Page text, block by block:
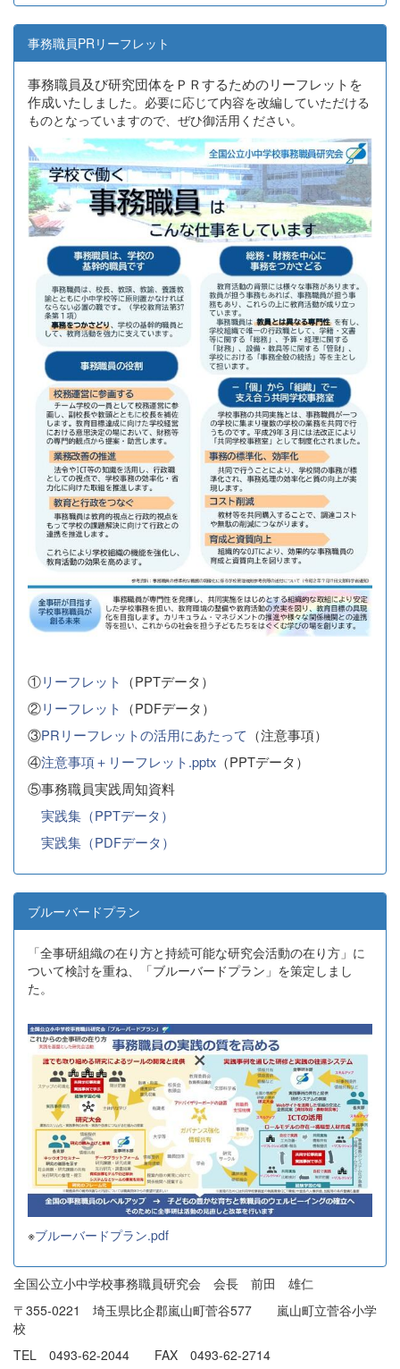
事務職員PRリーフレット
事務職員及び研究団体をＰＲするためのリーフレットを
作成いたし ました。必要に応じて内容を改編していただける
ものとなっていますので、ぜひ御活用ください。
①リーフレット （PPTデータ）
②リーフレット （PDFデータ）
③PRリーフレットの活用にあたって （注意事項）
④注意事項＋リーフレット.pptx （PPTデータ）
⑤事務職員実践周知資料
実践集（PPTデータ）
実践集（PDFデータ）
ブルーバードプラン
「全事研組織の在り方と持続可能な研究会活動の在り方」に
ついて検討を重ね、「ブルーバードプラン」を策定しまし
た。
※ブルーバードプラン.pdf
全国公立小中学校事務職員研究会 会長 前田 雄仁
〒355-0221 埼玉県比企郡嵐山町菅谷577 嵐山町立菅谷小学
校
TEL 0493-62-2044 FAX 0493-62-2714